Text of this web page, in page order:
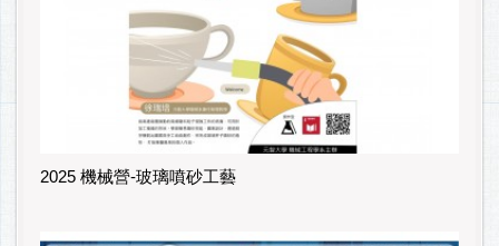
2025 機械營-玻璃噴砂工藝